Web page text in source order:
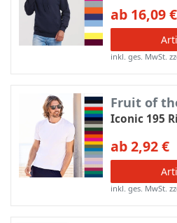
ab 16,09 €
inkl. ges. MwSt.
Fruit of
Iconic 195
ab 2,92 €
inkl. ges. MwSt.